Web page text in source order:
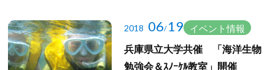
2018 06/ 19
イベント情報
兵庫県立大学共催 「海洋生物
勉強会＆ｽﾉｰｹﾙ教室」開催